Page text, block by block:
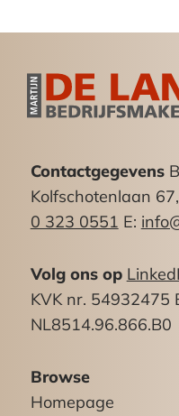
Contactgegevens
Kolfschotenlaan
0 323 0551 E:
Volg ons op
KVK nr. 54932475
NL8514.96.866.B0
Browse
Homepage